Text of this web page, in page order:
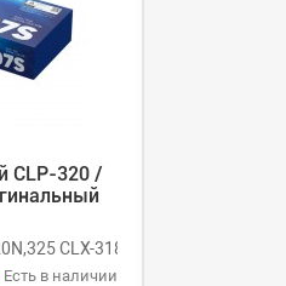
CLP-320 /
CLX-3185,3185N,3185FN
Есть в наличии